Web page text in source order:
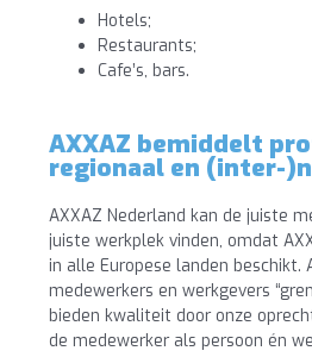
Hotels;
Restaurants;
Cafe’s, bars.
AXXAZ bemiddelt
regionaal en (inter-
AXXAZ Nederland kan de juiste
juiste werkplek vinden, omdat
in alle Europese landen beschikt.
medewerkers en werkgevers
bieden kwaliteit door onze
de medewerker als persoon én